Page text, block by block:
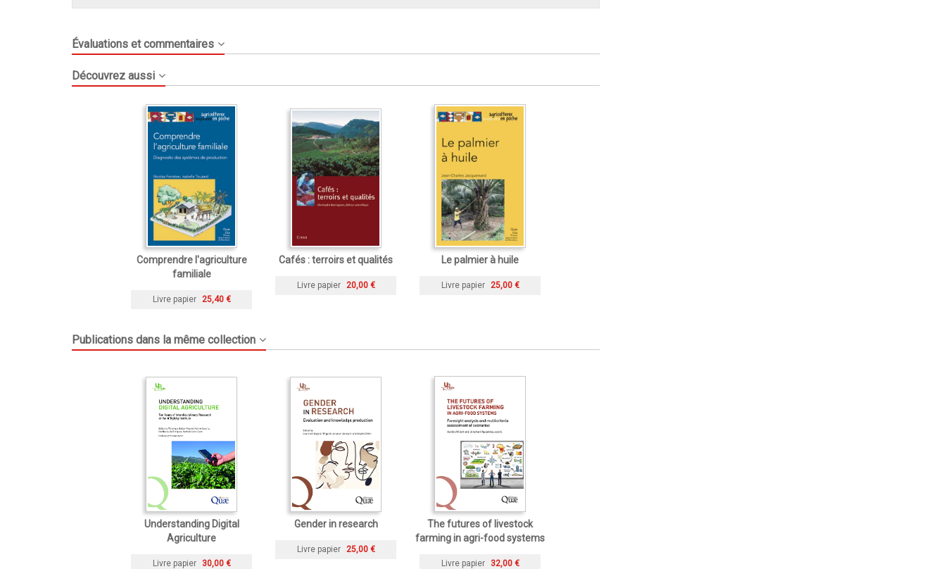
Évaluations et commentaires
Découvrez aussi
Comprendre l'agriculture
familiale
Livre papier 25,40 €
Cafés : terroirs et qualités
Livre papier 20,00 €
Le palmier à huile
Livre papier 25,00 €
Publications dans la même collection
Understanding Digital
Agriculture
Livre papier 30,00 €
Gender in research
Livre papier 25,00 €
The futures of livestock
farming in agri-food systems
Livre papier 32,00 €